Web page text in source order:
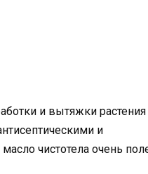
и вытяжки
и
чистотела очень